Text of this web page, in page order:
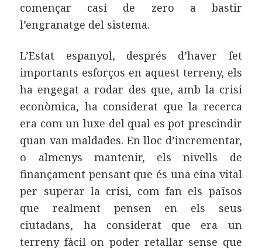
començar casi de zero a bastir
l’engranatge del sistema.
L’Estat espanyol, després d’haver fet
importants esforços en aquest terreny, els
ha engegat a rodar des que, amb la crisi
econòmica, ha considerat que la recerca
era com un luxe del qual es pot prescindir
quan van maldades. En lloc d’incrementar,
o almenys mantenir, els nivells de
finançament pensant que és una eina vital
per superar la crisi, com fan els països
que realment pensen en els seus
ciutadans, ha considerat que era un
terreny fàcil on poder retallar sense que